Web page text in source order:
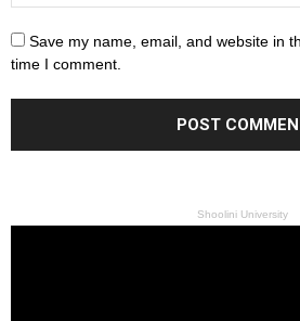
Save my name, email, and website in
time I comment.
Shoolini University